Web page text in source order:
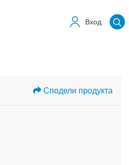
Вход
Сподели продукта